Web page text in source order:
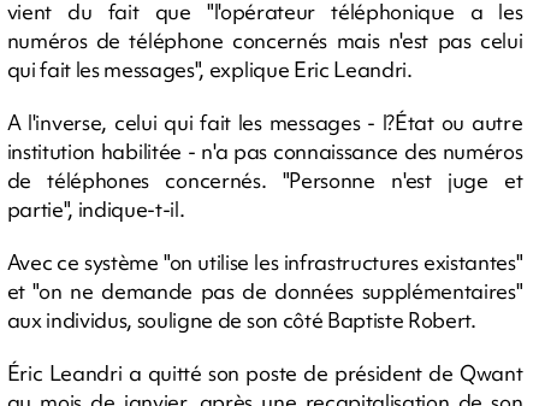
vient du fait que "l'opérateur téléphonique a les
numéros de téléphone concernés mais n'est pas celui
qui fait les messages", explique Eric Leandri.
A l'inverse, celui qui fait les messages - l?État ou autre
institution habilitée - n'a pas connaissance des numéros
de téléphones concernés. "Personne n'est juge et
partie", indique-t-il.
Avec ce système "on utilise les infrastructures existantes"
et "on ne demande pas de données supplémentaires"
aux individus, souligne de son côté Baptiste Robert.
Éric Leandri a quitté son poste de président de Qwant